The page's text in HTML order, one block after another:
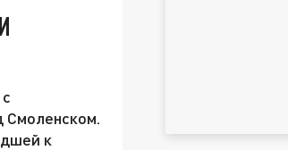
Смоленском.
к